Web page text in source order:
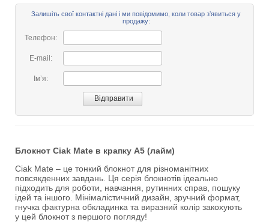
Залишіть свої контактні дані і ми повідомимо, коли товар зʼявиться у
продажу:
Телефон:
E-mail:
Імʼя:
Блокнот Ciak Mate в крапку А5 (лайм)
Ciak Mate – це тонкий блокнот для різноманітних
повсякденних завдань. Ця серія блокнотів ідеально
підходить для роботи, навчання, рутинних справ, пошуку
ідей та іншого. Мінімалістичний дизайн, зручний формат,
гнучка фактурна обкладинка та виразний колір закохують
у цей блокнот з першого погляду!